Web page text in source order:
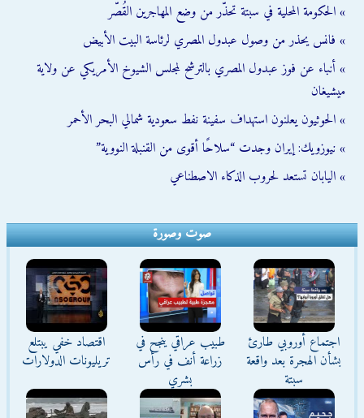
» الحكومة المحلية في سبتة تحذّر من وضع المهاجرين القُصّر
» فانس يحذر من وصول عبدول المصري لرئاسة البيت الأبيض
» أنباء عن فوز عبدول المصري بالترشح لمجلس الشيوخ الأمريكي عن ولاية
ميشيغان
» الحوثيون يعلنون استهداف سفينة نفط سعودية شمالي البحر الأحمر
» نيوزويك: إيران وجدت “سلاحًا أقوى من القنبلة النووية”
» اليابان تستعد لحروب الذكاء الاصطناعي
صوت وصورة
اجتماع أوروبي طارئ
بشأن الهجرة بعد واقعة
سبتة
طبيب عراقي ينجح في
زراعة أنف في رأس
بشري
اقتصاد خفي يبتلع
تريليونات الدولارات